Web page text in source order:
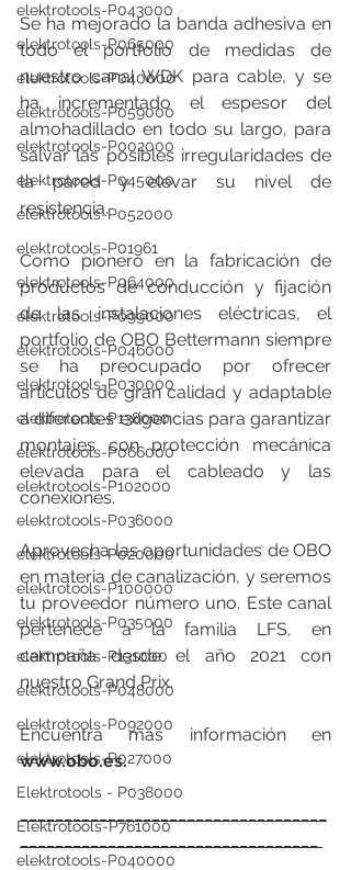
elektrotools-P043000
elektrotools-P065000
elektrotools-P040000
elektrotools-P059000
elektrotools-P002000
elektrotools-P045000
elektrotools-P052000
elektrotools-P01961
elektrotools-P064000
elektrotools-P099000
elektrotools-P046000
elektrotools-P030000
elektrotools-P138000
elektrotools-P066000
elektrotools-P102000
elektrotools-P036000
elektrotools-P020000
elektrotools-P100000
elektrotools-P035000
elektrotools-P131000
elektrotools-P048000
elektrotools-P092000
elektrotools-P027000
Elektrotools - P038000
Elektrotools-P761000
elektrotools-P040000
Se ha mejorado la banda adhesiva en
todo el portfolio de medidas de
nuestro canal WDK para cable, y se
ha incrementado el espesor del
almohadillado en todo su largo, para
salvar las posibles irregularidades de
la pared y elevar su nivel de
resistencia.
Como pionero en la fabricación de
productos de conducción y fijación
de las instalaciones eléctricas, el
portfolio de OBO Bettermann siempre
se ha preocupado por ofrecer
artículos de gran calidad y adaptable
a diferentes exigencias para garantizar
montajes con protección mecánica
elevada para el cableado y las
conexiones.
Aprovecha las oportunidades de OBO
en materia de canalización, y seremos
tu proveedor número uno. Este canal
pertenece a la familia LFS, en
campaña desde el año 2021 con
nuestro Grand Prix.
www.obo.es.
__________________________________